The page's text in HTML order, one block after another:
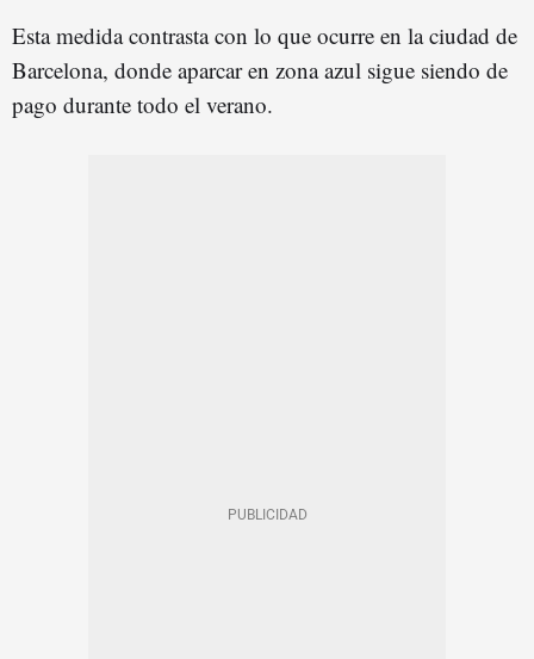
Esta medida contrasta con lo que ocurre en la ciudad de
Barcelona, donde aparcar en zona azul sigue siendo de
pago durante todo el verano.